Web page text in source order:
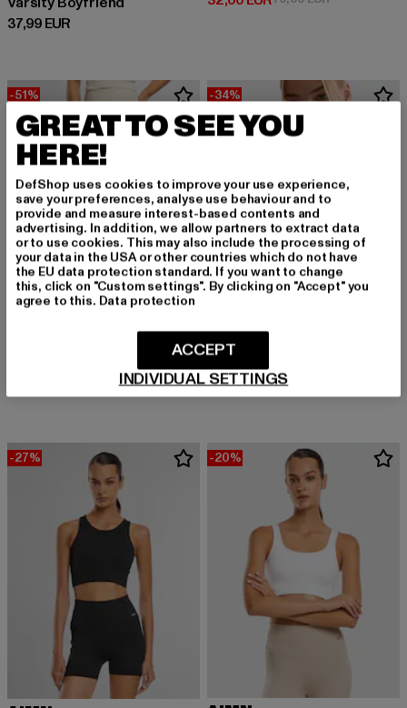
37,99 EUR
Derzeitiger Preis: 37,99 EUR
-51%
Derzeitiger Preis: 34,30 EUR
69,99 EURAktionspreis: 69,99 EUR
-34%
AIMN
Ribbed Seamless Shaping
32,99 EUR
Derzeitiger Preis: 32,99 EUR
49,99 EUR
-27% -20%
GREAT TO SEE YOU
HERE!
DefShop uses cookies to improve your use experience,
save your preferences, analyse use behaviour and to
provide and measure interest-based contents and
advertising. In addition, we allow partners to extract data
or to use cookies. This may also include the processing of
your data in the USA or other countries which do not have
the EU data protection standard. If you want to change
this, click on "Custom settings". By clicking on "Accept" you
agree to this. Data protection
INDIVIDUAL SETTINGS
ACCEPT